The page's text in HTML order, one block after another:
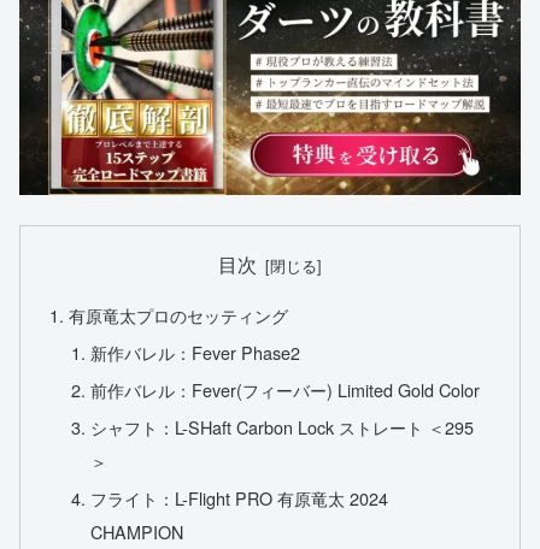
目次
有原竜太プロのセッティング
新作バレル：Fever Phase2
前作バレル：Fever(フィーバー) Limited Gold Color
シャフト：L-SHaft Carbon Lock ストレート ＜295
＞
フライト：L-Flight PRO 有原竜太 2024
CHAMPION